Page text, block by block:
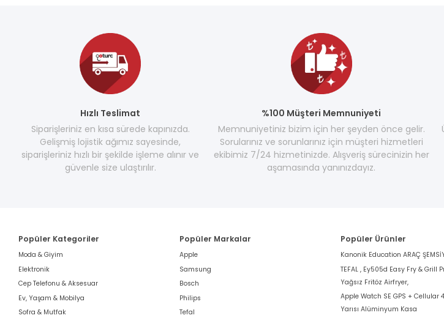
Hızlı Teslimat
Siparişleriniz en kısa sürede kapınızda.
Gelişmiş lojistik ağımız sayesinde,
siparişleriniz hızlı bir şekilde işleme alınır ve
güvenle size ulaştırılır.
%100 Müşteri Memnuniyeti
Memnuniyetiniz bizim için her şeyden önce gelir.
Sorularınız ve sorunlarınız için müşteri hizmetleri
ekibimiz 7/24 hizmetinizde. Alışveriş sürecinizin her
aşamasında yanınızdayız.
Popüler Kategoriler
Moda & Giyim
Elektronik
Cep Telefonu & Aksesuar
Ev, Yaşam & Mobilya
Sofra & Mutfak
Popüler Markalar
Apple
Samsung
Bosch
Philips
Tefal
Popüler Ürünler
Kanonik Education ARAÇ
TEFAL , Ey505d Easy Fry & Grill
Yağsız Fritöz Airfryer,
Apple Watch SE GPS + Cellular
Yarısı Alüminyum Kasa